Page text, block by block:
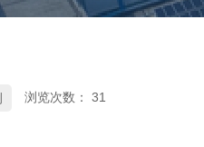
浏览次数： 31